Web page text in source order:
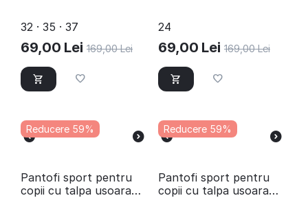
32 · 35 · 37
69,00 Lei 169,00 Lei
24
69,00 Lei 169,00 Lei
Reducere 59%
Pantofi sport pentru
copii cu talpa usoara
Reducere 59%
Pantofi sport pentru
copii cu talpa usoara